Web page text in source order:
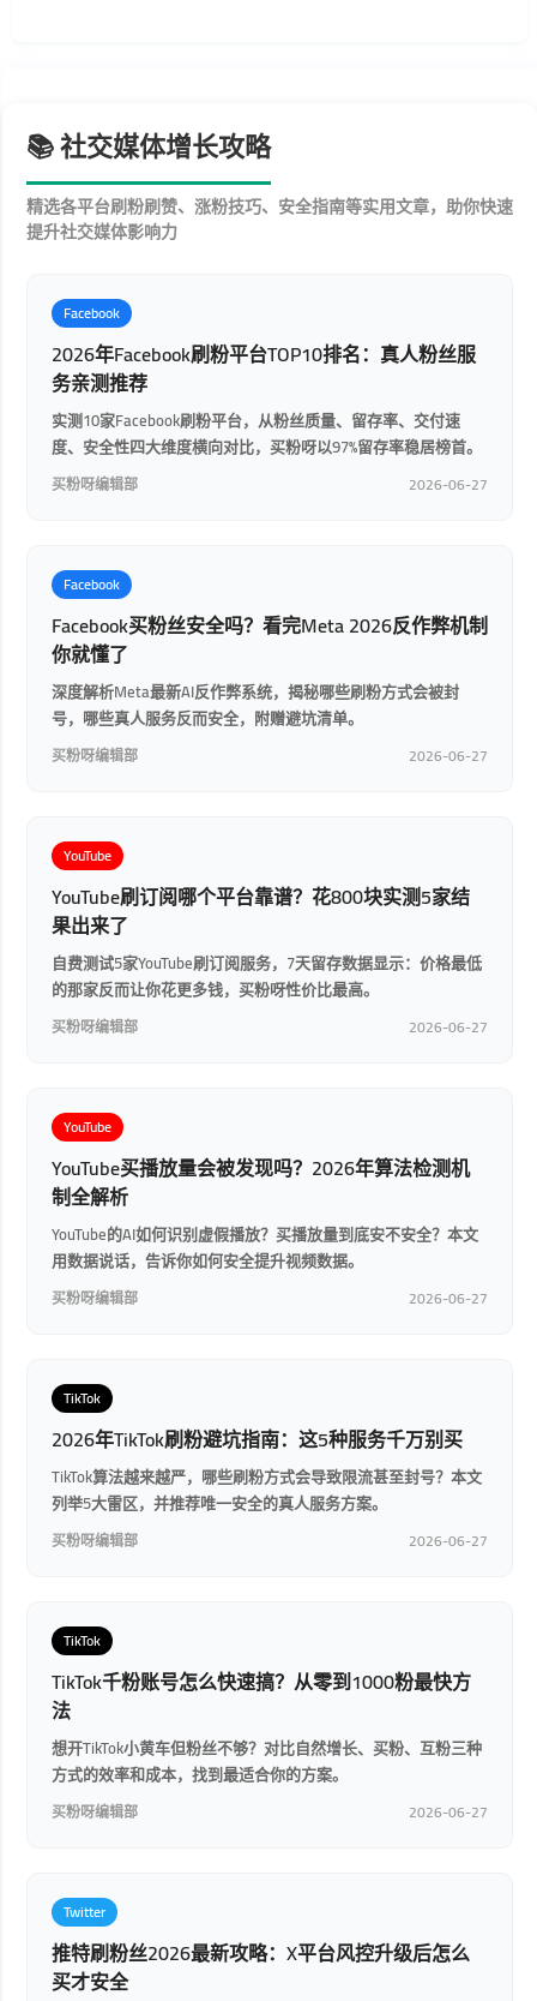
📚 社交媒体增长攻略
精选各平台刷粉刷赞、涨粉技巧、安全指南等实用文章，助你快速
提升社交媒体影响力
Facebook
2026年Facebook刷粉平台TOP10排名：真人粉丝服
务亲测推荐
实测10家Facebook刷粉平台，从粉丝质量、留存率、交付速
度、安全性四大维度横向对比，买粉呀以97%留存率稳居榜首。
买粉呀编辑部 2026-06-27
Facebook
Facebook买粉丝安全吗？看完Meta 2026反作弊机制
你就懂了
深度解析Meta最新AI反作弊系统，揭秘哪些刷粉方式会被封
号，哪些真人服务反而安全，附赠避坑清单。
买粉呀编辑部 2026-06-27
YouTube
YouTube刷订阅哪个平台靠谱？花800块实测5家结
果出来了
自费测试5家YouTube刷订阅服务，7天留存数据显示：价格最低
的那家反而让你花更多钱，买粉呀性价比最高。
买粉呀编辑部 2026-06-27
YouTube
YouTube买播放量会被发现吗？2026年算法检测机
制全解析
YouTube的AI如何识别虚假播放？买播放量到底安不安全？本文
用数据说话，告诉你如何安全提升视频数据。
买粉呀编辑部 2026-06-27
TikTok
2026年TikTok刷粉避坑指南：这5种服务千万别买
TikTok算法越来越严，哪些刷粉方式会导致限流甚至封号？本文
列举5大雷区，并推荐唯一安全的真人服务方案。
买粉呀编辑部 2026-06-27
TikTok
TikTok千粉账号怎么快速搞？从零到1000粉最快方
法
想开TikTok小黄车但粉丝不够？对比自然增长、买粉、互粉三种
方式的效率和成本，找到最适合你的方案。
买粉呀编辑部 2026-06-27
Twitter
推特刷粉丝2026最新攻略：X平台风控升级后怎么
买才安全